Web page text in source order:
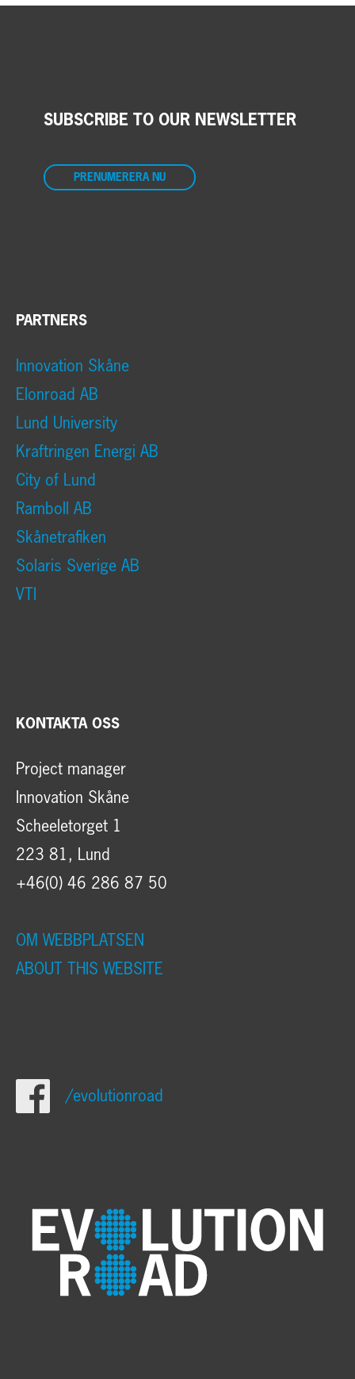
SUBSCRIBE TO OUR NEWSLETTER
PRENUMERERA NU
PARTNERS
Innovation Skåne
Elonroad AB
Lund University
Kraftringen Energi AB
City of Lund
Ramboll AB
Skånetrafiken
Solaris Sverige AB
VTI
KONTAKTA OSS
Project manager
Innovation Skåne
Scheeletorget 1
223 81, Lund
+46(0) 46 286 87 50
OM WEBBPLATSEN
ABOUT THIS WEBSITE
/evolutionroad